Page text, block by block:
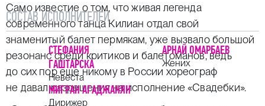
Само известие о том, что живая легенда
современного танца Килиан отдал свой
знаменитый балет пермякам, уже вызвало большой
резонанс среди критиков и балетоманов, ведь
до сих пор еще никому в России хореограф
не давал разрешения на исполнение «Свадебки».
СОСТАВ ИСПОЛНИТЕЛЕЙ
СТЕФАНИЯ
ГАШТАРСКА
Невеста
АРНАЙ ОМАРБАЕВ
Жених
МИГРАН АГАДЖАНЯН
Дирижер